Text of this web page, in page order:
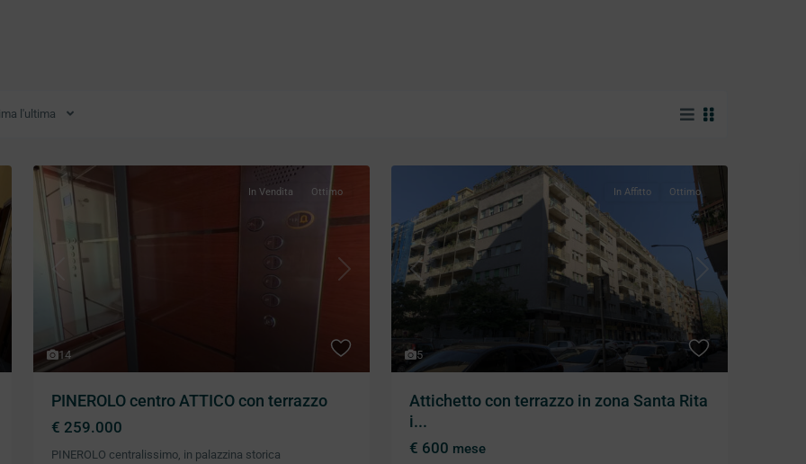
l'ultima
14
Previous Next
In Vendita Ottimo
PINEROLO centro ATTICO con terrazzo
€ 259.000
PINEROLO centralissimo, in palazzina storica
5
Previous Next
In Affitto Ottimo
Attichetto con terrazzo in zona Santa Rita
i...
€ 600 mese